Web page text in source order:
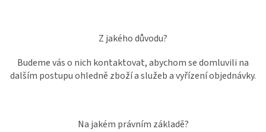
Z jakého důvodu?
Budeme vás o nich kontaktovat, abychom se domluvili na
dalším postupu ohledně zboží a služeb a vyřízení objednávky.
Na jakém právním základě?